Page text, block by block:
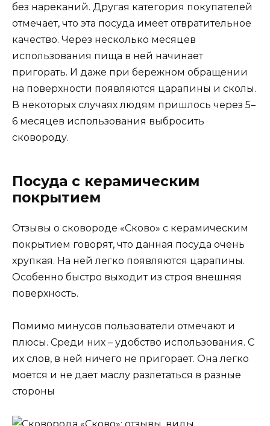
без нареканий. Другая категория покупателей
отмечает, что эта посуда имеет отвратительное
качество. Через несколько месяцев
использования пища в ней начинает
пригорать. И даже при бережном обращении
на поверхности появляются царапины и сколы.
В некоторых случаях людям пришлось через 5–
6 месяцев использования выбросить
сковороду.
Посуда с керамическим
покрытием
Отзывы о сковороде «Сково» с керамическим
покрытием говорят, что данная посуда очень
хрупкая. На ней легко появляются царапины.
Особенно быстро выходит из строя внешняя
поверхность.
Помимо минусов пользователи отмечают и
плюсы. Среди них – удобство использования. С
их слов, в ней ничего не пригорает. Она легко
моется и не дает маслу разлетаться в разные
стороны